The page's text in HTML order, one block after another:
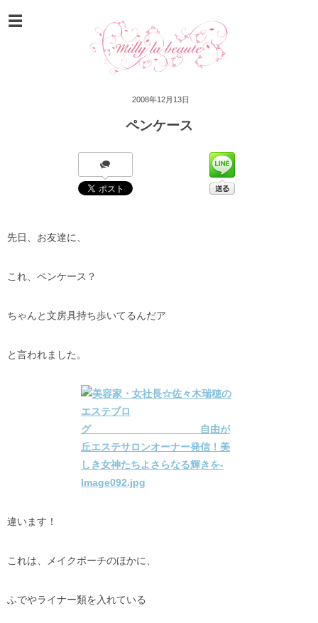
2008年12月13日
ペンケース
先日、お友達に、
これ、ペンケース？
ちゃんと文房具持ち歩いてるんだア
と言われました。
違います！
これは、メイクポーチのほかに、
ふでやライナー類を入れている